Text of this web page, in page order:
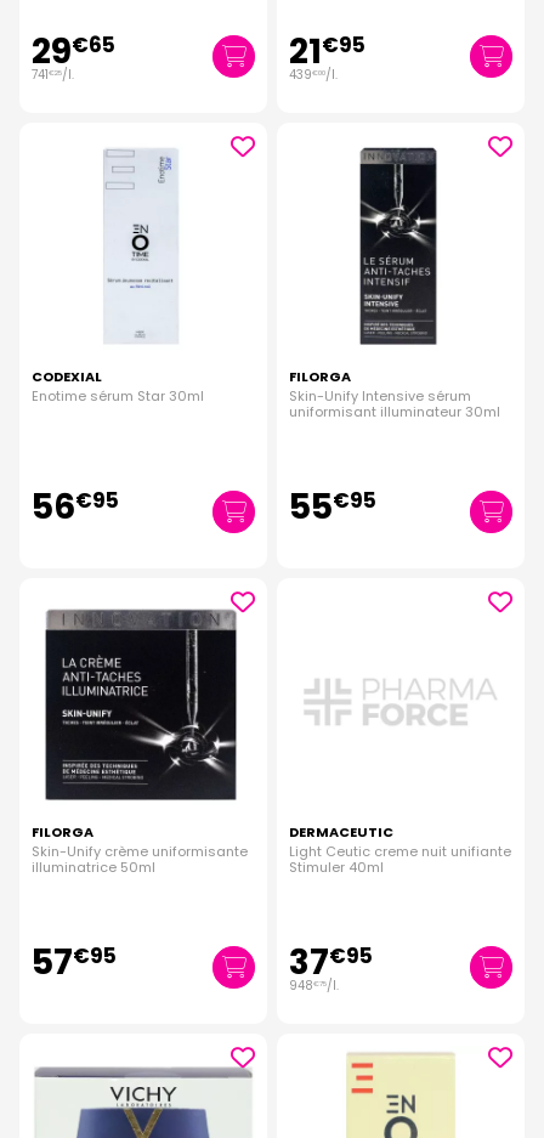
29€65
741€25/l. 21€95
439€00/l.
CODEXIAL
Enotime sérum Star 30ml
56€95
FILORGA
Skin-Unify Intensive sérum
uniformisant illuminateur 30ml
55€95
FILORGA
Skin-Unify crème uniformisante
illuminatrice 50ml
57€95
DERMACEUTIC
Light Ceutic creme nuit unifiante
Stimuler 40ml
37€95
948€75/l.